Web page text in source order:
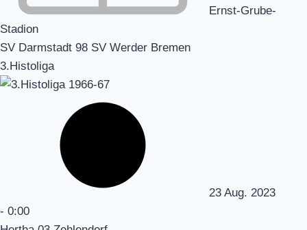
Ernst-Grube-
Stadion
SV Darmstadt 98 SV Werder Bremen
3.Histoliga
23 Aug. 2023
- 0:00